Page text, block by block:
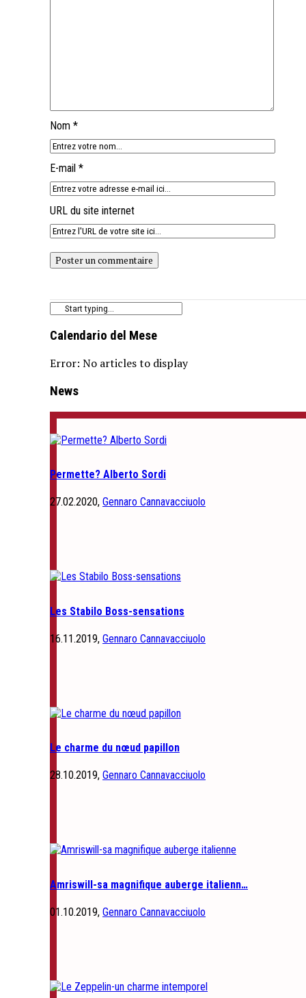
Nom *
E-mail *
URL du site internet
Calendario del Mese
Error: No articles to display
News
Permette? Alberto Sordi
27.02.2020, Gennaro Cannavacciuolo
Les Stabilo Boss-sensations
16.11.2019, Gennaro Cannavacciuolo
Le charme du nœud papillon
28.10.2019, Gennaro Cannavacciuolo
Amriswill-sa magnifique auberge italienn…
01.10.2019, Gennaro Cannavacciuolo